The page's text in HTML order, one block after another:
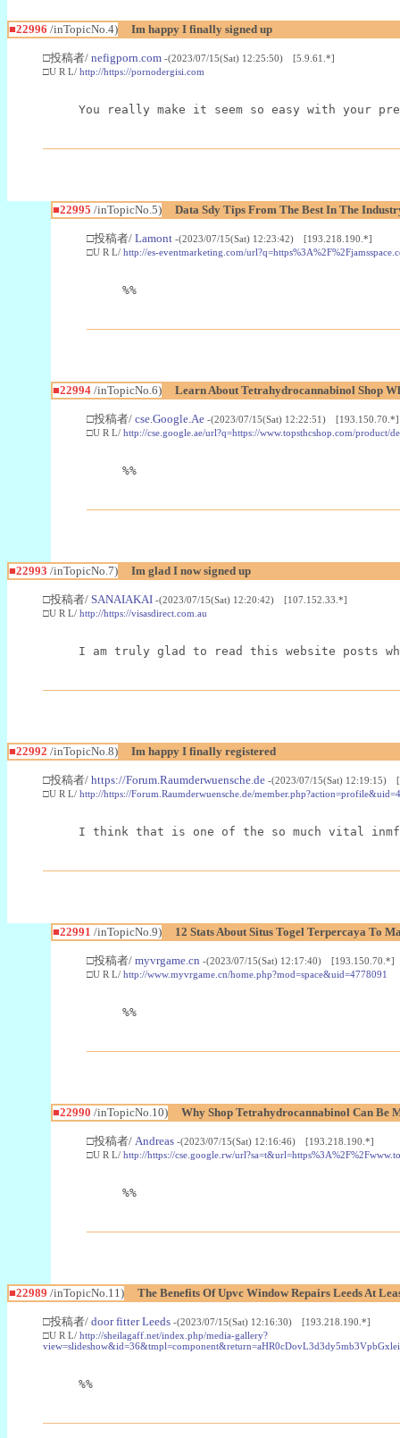
■22996 /inTopicNo.4) Im happy I finally signed up
□投稿者/ nefigporn.com -(2023/07/15(Sat) 12:25:50) [5.9.61.*]
□U R L/ http://https://pornodergisi.com
You really make it seem so easy with your
■22995 /inTopicNo.5) Data Sdy Tips From The Best In The
□投稿者/ Lamont -(2023/07/15(Sat) 12:23:42) [193.218.190.*]
□U R L/ http://es-eventmarketing.com/
%%
■22994/inTopicNo.6) Learn About Tetrahydrocannabinol Shop
□投稿者/ cse.Google.Ae -(2023/07/15(Sat) 12:22:51) [193.150.70.*]
□U R L/ http://cse.google.ae/url?q=https://www.topsthcshop.com/
%%
■22993 /inTopicNo.7) Im glad I now signed up
□投稿者/ SANAIAKAI -(2023/07/15(Sat) 12:20:42) [107.152.33.*]
□U R L/ http://https://visasdirect.com.au
I am truly glad to read this website posts
■22992 /inTopicNo.8) Im happy I finally registered
□投稿者/ https://Forum.Raumderwuensche.de -(2023/07/15(Sat) 12:19:15)
□U R L/ http://https://Forum.Raumderwuensche.de/
I think that is one of the so much vital
■22991 /inTopicNo.9) 12 Stats About Situs Togel Terpercaya To
□投稿者/ myvrgame.cn -(2023/07/15(Sat) 12:17:40) [193.150.70.*]
□U R L/ http://www.myvrgame.cn/home.php?mod=space&uid=4778091
%%
■22990 /inTopicNo.10) Why Shop Tetrahydrocannabinol Can Be
□投稿者/ Andreas -(2023/07/15(Sat) 12:16:46) [193.218.190.*]
□U R L/ http://https://cse.google.rw/
%%
■22989 /inTopicNo.11) The Benefits Of Upvc Window Repairs Leeds At
□投稿者/ door fitter Leeds -(2023/07/15(Sat) 12:16:30) [193.218.190.*]
□U R L/ http://sheilagaff.net/index.php/media-gallery?
%%